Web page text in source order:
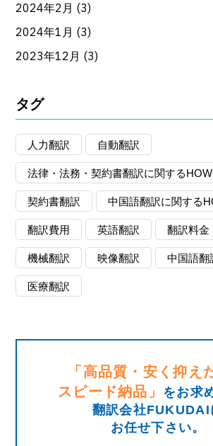
2024年2月 (3)
2024年1月 (3)
2023年12月 (3)
タグ
人力翻訳 自動翻訳
法律・法務・契約書翻訳に関する
契約書翻訳 中国語翻訳に関する
翻訳費用 英語翻訳 翻訳料金
機械翻訳 映像翻訳 中国語翻
医療翻訳
「高品質・安く抑え
スピード納品」 をお求
翻訳会社FUKUDAI
お任せ下さい。